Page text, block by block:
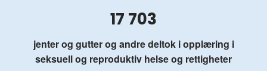
17 703
jenter og gutter og andre deltok i opplæring i
seksuell og reproduktiv helse og rettigheter